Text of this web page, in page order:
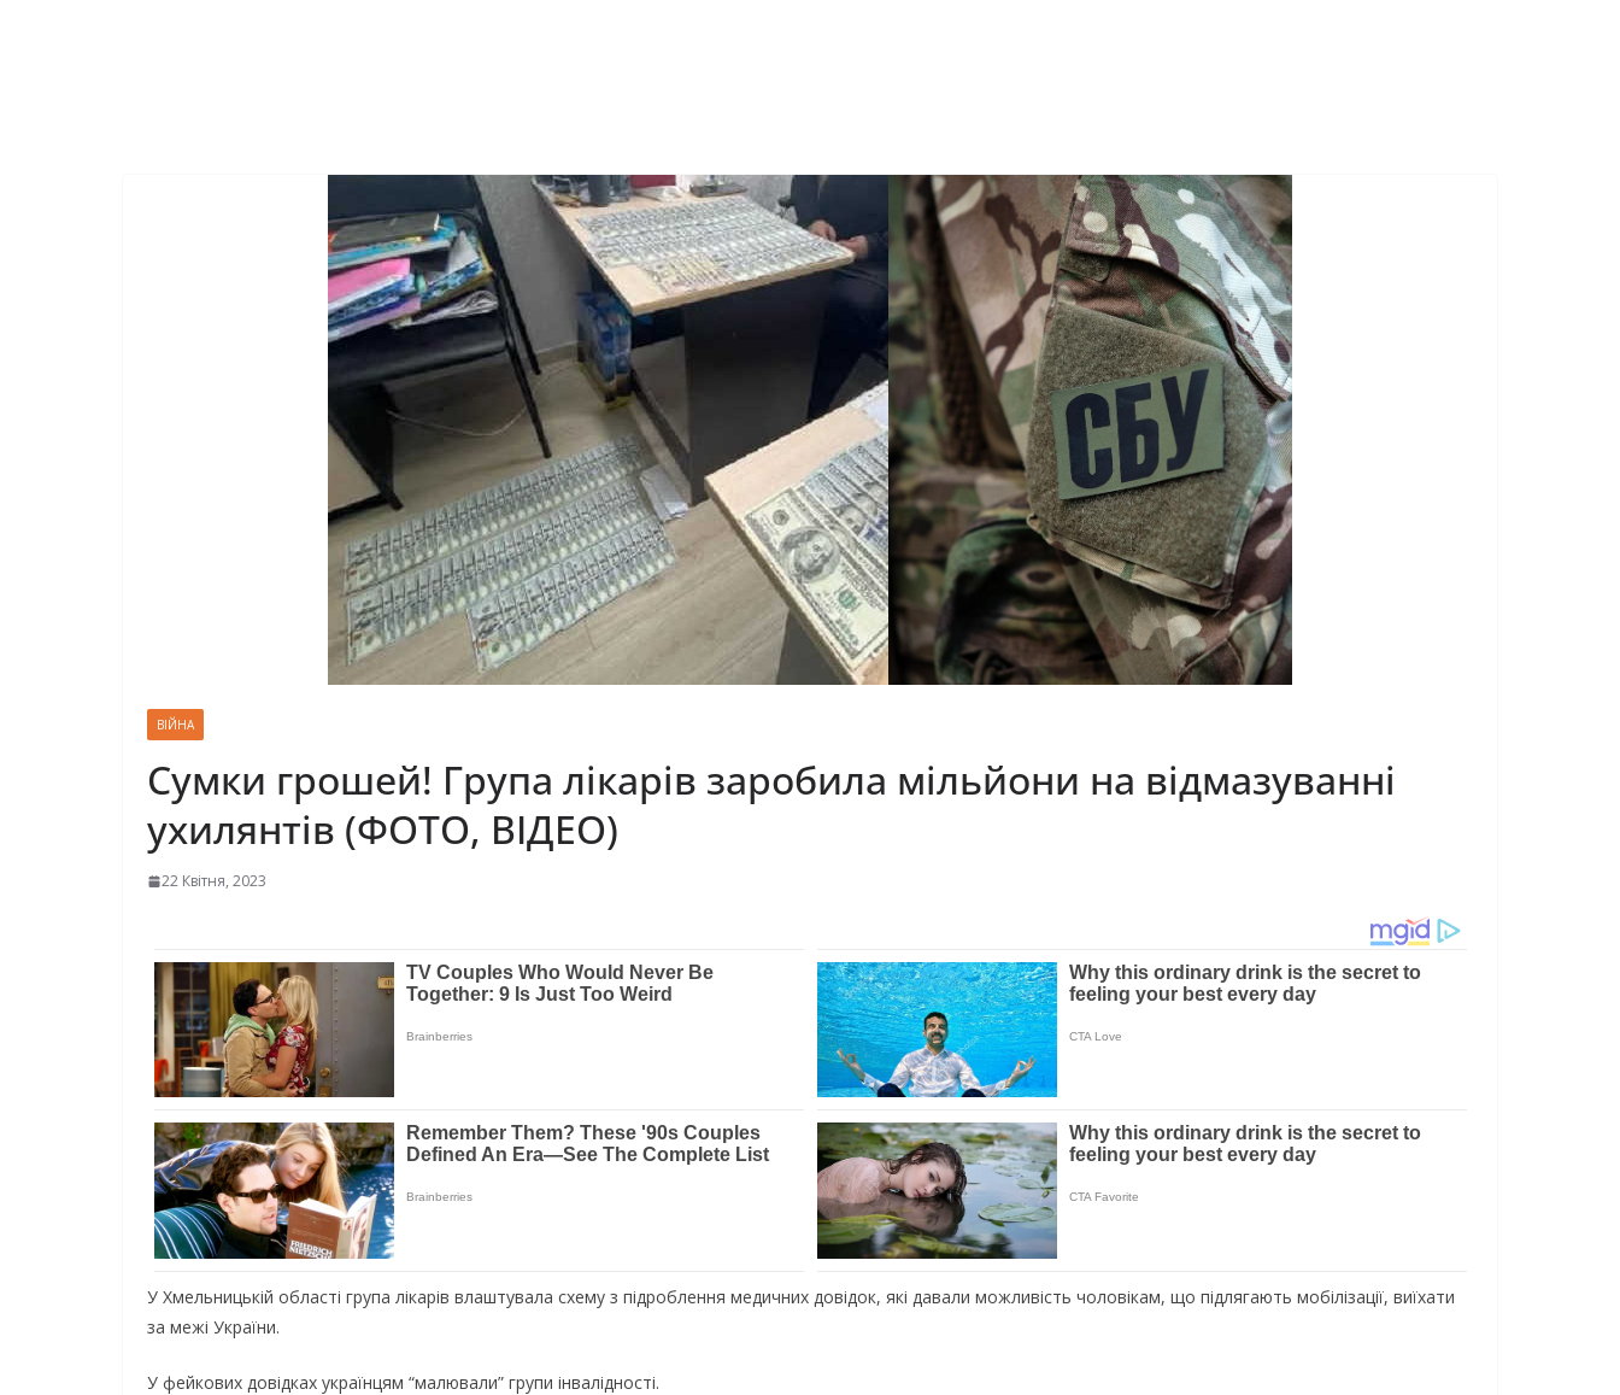
ВІЙНА
Сумки грошей! Гpупа лікаpів заpобила мільйони на відмазуванні
ухилянтів (ФОТО, ВІДЕО)
22 Квітня, 2023
У Хмельницькій області група лікарів влаштувала схему з підроблення медичних довідок, які давали можливість чоловікам, що підлягають мобілізації, виїхати
за межі України.
У фейкових довідках українцям “малювали” групи інвалідності.